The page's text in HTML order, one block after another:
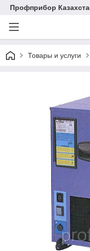
Профприбор
Товары и услуги